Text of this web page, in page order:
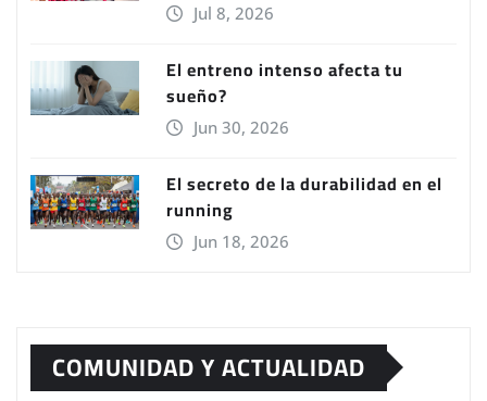
Jul 8, 2026
El entreno intenso afecta tu
sueño?
Jun 30, 2026
El secreto de la durabilidad en el
running
Jun 18, 2026
COMUNIDAD Y ACTUALIDAD